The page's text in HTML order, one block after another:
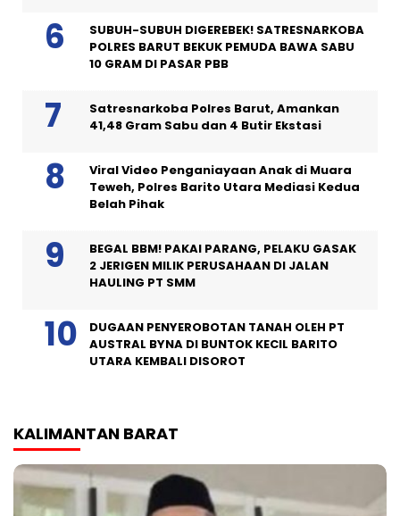
SUBUH-SUBUH DIGEREBEK! SATRESNARKOBA
POLRES BARUT BEKUK PEMUDA BAWA SABU
10 GRAM DI PASAR PBB
Satresnarkoba Polres Barut, Amankan
41,48 Gram Sabu dan 4 Butir Ekstasi
Viral Video Penganiayaan Anak di Muara
Teweh, Polres Barito Utara Mediasi Kedua
Belah Pihak
BEGAL BBM! PAKAI PARANG, PELAKU GASAK
2 JERIGEN MILIK PERUSAHAAN DI JALAN
HAULING PT SMM
DUGAAN PENYEROBOTAN TANAH OLEH PT
AUSTRAL BYNA DI BUNTOK KECIL BARITO
UTARA KEMBALI DISOROT
KALIMANTAN BARAT